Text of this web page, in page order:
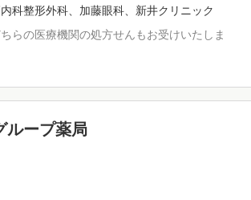
科整形外科、加藤眼科、新井クリニック
らの医療機関の処方せんもお受けいたしま
ループ薬局